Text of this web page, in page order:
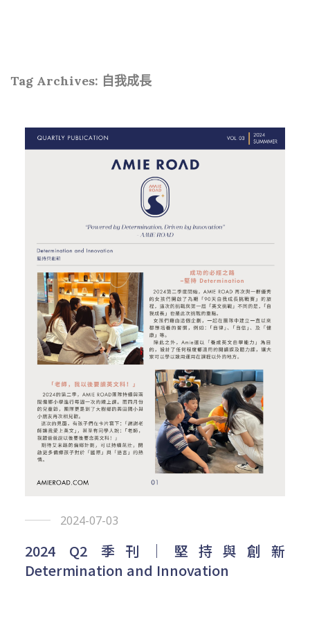
Tag Archives: 自我成長
2024-07-03
2024 Q2 季刊｜堅持與創新
Determination and Innovation